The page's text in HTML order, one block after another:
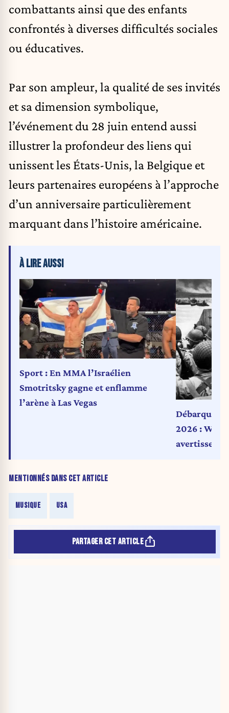
combattants ainsi que des enfants
confrontés à diverses difficultés sociales
ou éducatives.
Par son ampleur, la qualité de ses invités
et sa dimension symbolique,
l’événement du 28 juin entend aussi
illustrer la profondeur des liens qui
unissent les États-Unis, la Belgique et
leurs partenaires européens à l’approche
d’un anniversaire particulièrement
marquant dans l’histoire américaine.
MENTIONNÉS DANS CET ARTICLE
MUSIQUE USA
À LIRE AUSSI
Sport : En MMA l’Israélien
Smotritsky gagne et enflamme
l’arène à Las Vegas
2026 :
PARTAGER CET ARTICLE